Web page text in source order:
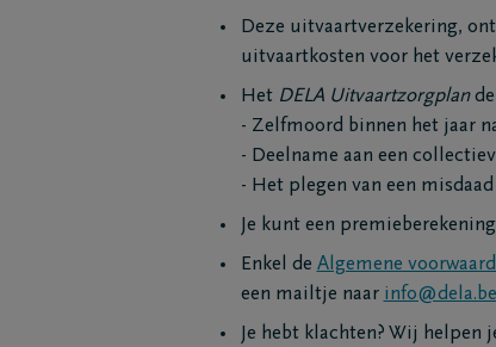
Deze uitvaartverzekering,
uitvaartkosten voor het
Het DELA Uitvaartzorgplan
- Zelfmoord binnen het jaar
- Deelname aan een
- Het plegen van een
Je kunt een
Enkel de Algemene
een mailtje naar info@dela.be
Je hebt klachten? Wij helpen